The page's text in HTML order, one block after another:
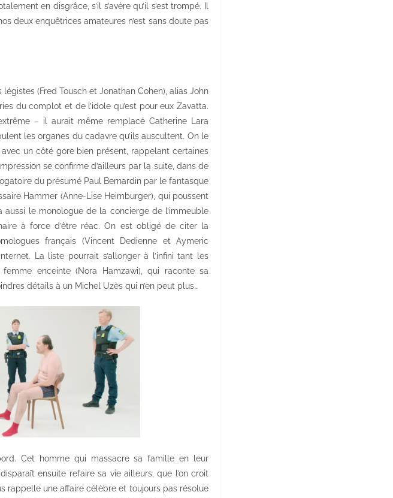
en disgrâce, s’il s’avère qu’il s’est trompé. Il
deux enquêtrices amateures n’est sans doute pas
(Fred Tousch et Jonathan Cohen), alias John
du complot et de l’idole qu’est pour eux Zavatta.
– il aurait même remplacé Catherine Lara
les organes du cadavre qu’ils auscultent. On le
un côté gore bien présent, rappelant certaines
se confirme d’ailleurs par la suite, dans de
du présumé Paul Bernardin par le fantasque
Hammer (Anne-Lise Heimburger), qui poussent
le monologue de la concierge de l’immeuble
à force d’être réac. On est obligé de citer la
français (Vincent Dedienne et Aymeric
La liste pourrait s’allonger à l’infini tant les
enceinte (Nora Hamzawi), qui raconte sa
détails à un Michel Uzès qui n’en peut plus…
Cet homme qui massacre sa famille en leur
ensuite refaire sa vie ailleurs, que l’on croit
rappelle une affaire célèbre et toujours pas résolue